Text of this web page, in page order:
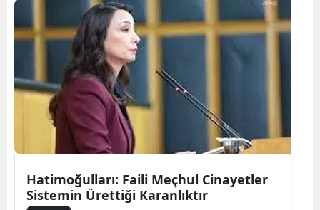
Hatimoğulları: Faili Meçhul Cinayetler
Sistemin Ürettiği Karanlıktır